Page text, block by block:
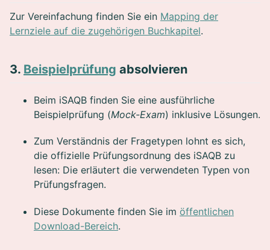
Zur Vereinfachung finden Sie ein Mapping der
Lernziele auf die zugehörigen Buchkapitel.
3. Beispielprüfung absolvieren
Beim iSAQB finden Sie eine ausführliche
Beispielprüfung (Mock-Exam) inklusive Lösungen.
Zum Verständnis der Fragetypen lohnt es sich,
die offizielle Prüfungsordnung des iSAQB zu
lesen: Die erläutert die verwendeten Typen von
Prüfungsfragen.
Diese Dokumente finden Sie im öffentlichen
Download-Bereich.